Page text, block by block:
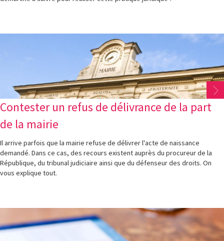
Contester un refus de délivrance de la part
de la mairie
Il arrive parfois que la mairie refuse de délivrer l'acte de naissance
demandé. Dans ce cas, des recours existent auprès du procureur de la
République, du tribunal judiciaire ainsi que du défenseur des droits. On
vous explique tout.